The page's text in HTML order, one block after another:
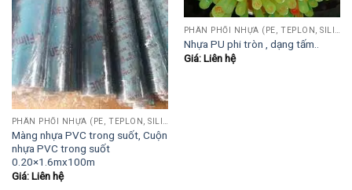
PHÂN PHỐI NHỰA (PE, TEPLON, SILICON, PHÍP CÁCH ĐIỆN, POM...)
Màng nhựa PVC trong suốt, Cuộn
nhựa PVC trong suốt
0.20×1.6mx100m
Giá: Liên hệ
Nhựa PU phi tròn , dạng tấm..
Giá: Liên hệ